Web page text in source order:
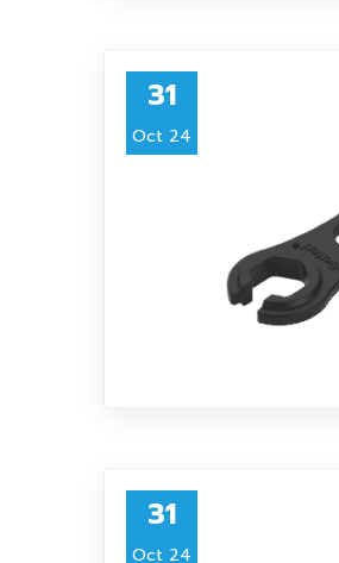
31
Oct 24
31
Oct 24